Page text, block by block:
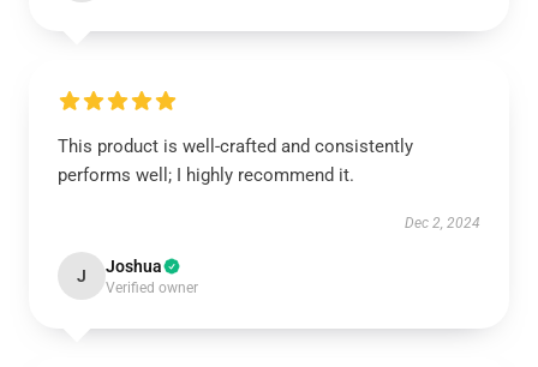
This product is well-crafted and consistently
performs well; I highly recommend it.
Dec 2, 2024
J Joshua
Verified owner